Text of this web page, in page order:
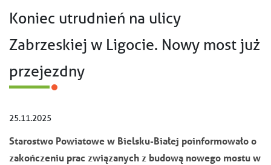
Koniec utrudnień na ulicy
Zabrzeskiej w Ligocie. Nowy most już
przejezdny
25.11.2025
Starostwo Powiatowe w Bielsku-Białej poinformowało o
zakończeniu prac związanych z budową nowego mostu w